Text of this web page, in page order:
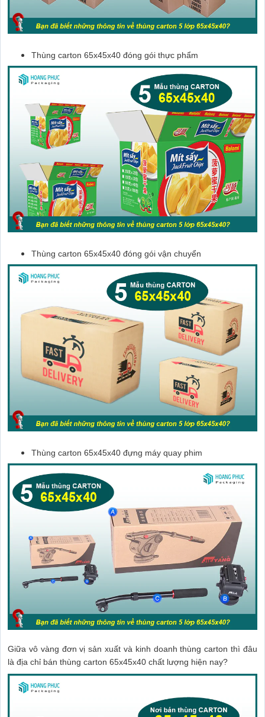
Thùng carton 65x45x40 đóng gói thực phẩm
Thùng carton 65x45x40 đóng gói vận chuyển
Thùng carton 65x45x40 đựng máy quay phim
Giữa vô vàng đơn vị sản xuất và kinh doanhthùng cartonthì đâu
là địa chỉ bán thùng carton 65x45x40 chất lượng hiện nay?